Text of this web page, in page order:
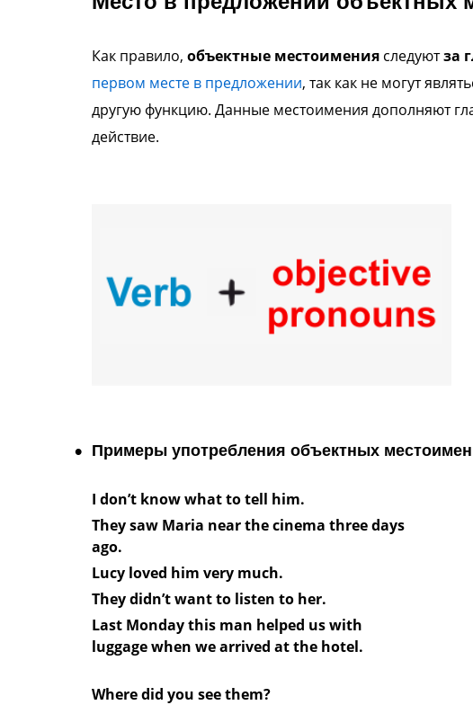
Как правило, объектные местоимения следуютза
первом месте в предложении, так как не могут
другую функцию. Данные местоимения дополняют
действие.
Примеры употребления объектных
I don’t know what to tell him.
They saw Maria near the cinema three days
ago.
Lucy loved him very much.
They didn’t want to listen to her.
Last Monday this man helped us with
luggage when we arrived at the hotel.
Where did you see them?